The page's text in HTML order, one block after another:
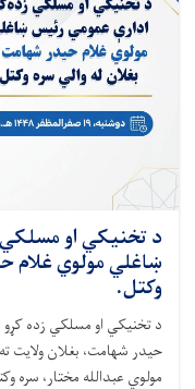
د تخنيکي او
ښاغلي مولوي غلام
وکتل.
د تخنیکي او مسلکي زده
حیدر شهامت، بغلان ولایت
مولوي عبدالله مختار، سره